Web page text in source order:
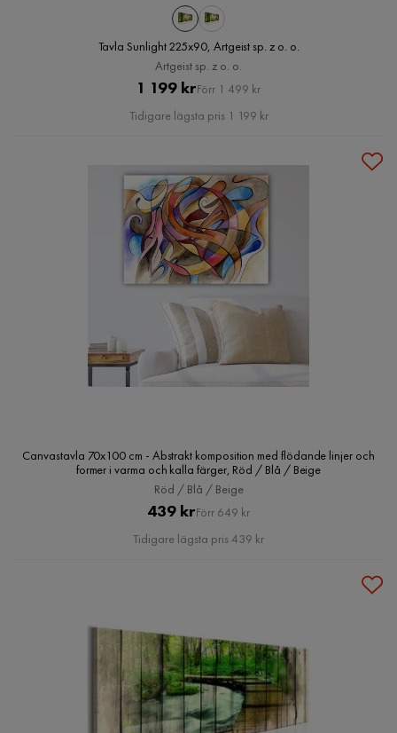
Tavla Sunlight 225x90, Artgeist sp. z o. o.
Artgeist sp. z o. o.
Pris
1 199 krOriginal
Pris
Förr 1 499 kr
Tidigare lägsta pris 1 199 kr
Canvastavla 70x100 cm - Abstrakt komposition med flödande linjer och
former i varma och kalla färger, Röd / Blå / Beige
Röd / Blå / Beige
Pris
439 krOriginal
Pris
Förr 649 kr
Tidigare lägsta pris 439 kr